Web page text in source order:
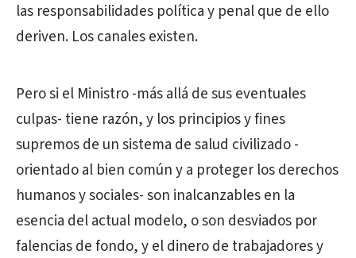
las responsabilidades política y penal que de ello
deriven. Los canales existen.
Pero si el Ministro -más allá de sus eventuales
culpas- tiene razón, y los principios y fines
supremos de un sistema de salud civilizado -
orientado al bien común y a proteger los derechos
humanos y sociales- son inalcanzables en la
esencia del actual modelo, o son desviados por
falencias de fondo, y el dinero de trabajadores y